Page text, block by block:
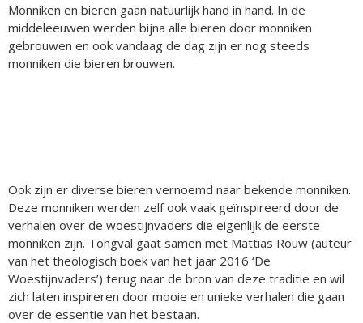
Monniken en bieren gaan natuurlijk hand in hand. In de
middeleeuwen werden bijna alle bieren door monniken
gebrouwen en ook vandaag de dag zijn er nog steeds
monniken die bieren brouwen.
Ook zijn er diverse bieren vernoemd naar bekende monniken.
Deze monniken werden zelf ook vaak geïnspireerd door de
verhalen over de woestijnvaders die eigenlijk de eerste
monniken zijn. Tongval gaat samen met Mattias Rouw (auteur
van het theologisch boek van het jaar 2016 ‘De
Woestijnvaders’) terug naar de bron van deze traditie en wil
zich laten inspireren door mooie en unieke verhalen die gaan
over de essentie van het bestaan.